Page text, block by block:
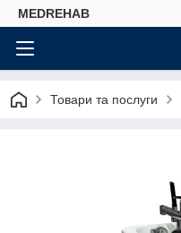
MEDREHAB
Товари та послуги